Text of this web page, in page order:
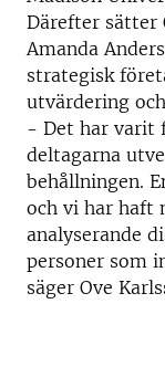
Därefter sätter
Amanda
strategisk
utvärdering
- Det har varit
deltagarna
behållningen.
och vi har haft
analyserande
personer som
säger Ove